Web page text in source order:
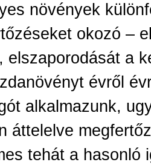
növények
okozó –
elszaporodását a
évről
alkalmazunk,
áttelelve
tehát a hasonló